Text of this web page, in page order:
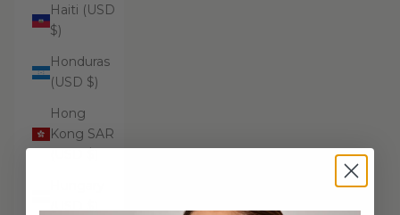
Haiti (USD
$)
Honduras
(USD $)
Hong
Kong SAR